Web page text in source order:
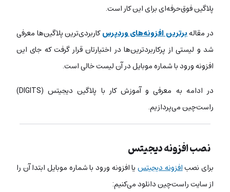
پلاگین فوق‌حرفه‌ای برای این کار است.
در مقالهبرترین افزونه‌های وردپرسکاربردی‌ترین پلاگین‌ها معرفی
شد و لیستی از پرکاربردترین‌ها در اختیارتان قرار گرفت که جای این
افزونه ورود با شماره موبایل در آن لیست خالی است.
در ادامه به معرفی و آموزش کار با پلاگین دیجیتس (DIGITS)
راست‌چین می‌پردازیم.
نصب افزونه دیجیتس
برای نصبافزونه دیجیتسیا افزونه ورود با شماره موبایل ابتدا آن را
از سایت راست‌چین دانلود می‌کنیم: